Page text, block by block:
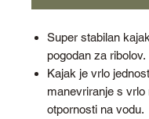
Super stabilan
pogodan za ribolov.
Kajak je vrlo
manevriranje s vrlo
otpornosti na vodu.